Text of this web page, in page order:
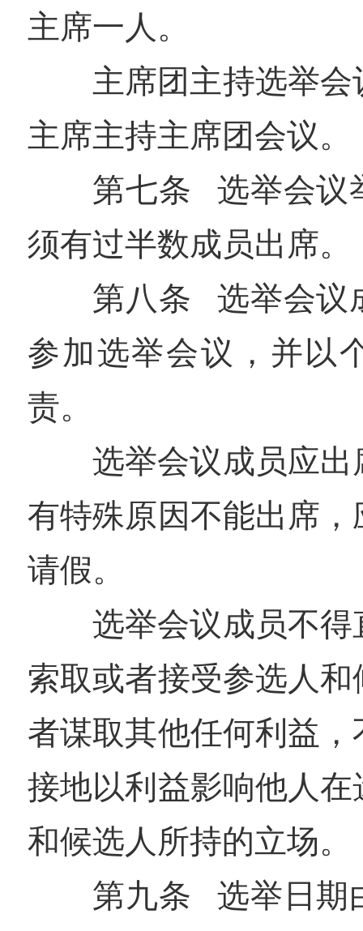
主席一人。
主席团主持选举
主席主持主席团会议。
第七条 选举会议
须有过半数成员出席。
第八条 选举会议
参加选举会议，并以
责。
选举会议成员应
有特殊原因不能出席
请假。
选举会议成员不
索取或者接受参选人
者谋取其他任何利益
接地以利益影响他人
和候选人所持的立场。
第九条 选举日期